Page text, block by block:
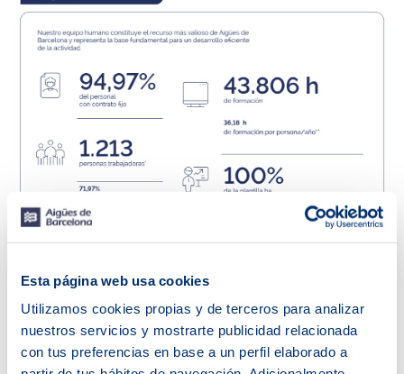
Esta página web usa cookies
Utilizamos cookies propias y de terceros para analizar
nuestros servicios y mostrarte publicidad relacionada
con tus preferencias en base a un perfil elaborado a